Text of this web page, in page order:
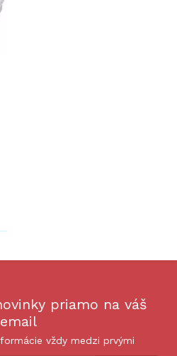
priamo na váš
email
vždy medzi prvými